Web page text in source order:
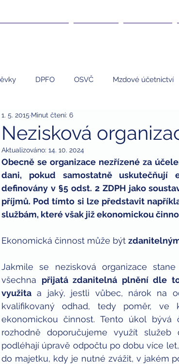
DPFO OSVČ Mzdové účetnictví
NNO S.R.O.
kompenzační program finanční
brigády a daně dary dary a daně
děti bitcoin
Nezisková
1. 5. 2015 Minut čtení: 6
Aktualizováno: 14. 10. 2024
Obecně se organizace nezřízené za
dani, pokud samostatně uskutečňují
definovány v §5 odst. 2 ZDPH jako
příjmů. Pod tímto si lze představit
službám, které však již ekonomickou
Ekonomická činnost může být
Jakmile se nezisková organizace
všechna přijatá zdanitelná plnění dle
využita a jaký, jestli vůbec, nárok na
kvalifikovaný odhad, tedy poměr,
ekonomickou činnost. Tento úkol
rozhodně doporučujeme využít
podléhají úpravě odpočtu po dobu více
do majetku, kdy je nutné zvážit, v jakém